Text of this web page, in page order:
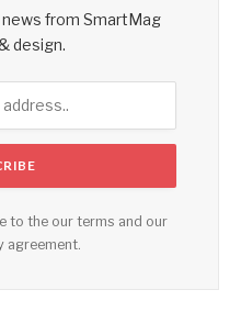
from SmartMag
design.
to the our terms and our
agreement.